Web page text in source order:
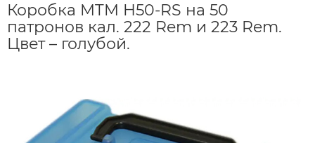
Коробка MTM H50-RS на 50
патронов кал. 222 Rem и 223 Rem.
Цвет – голубой.